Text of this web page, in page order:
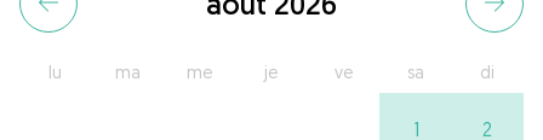
lu ma me je ve sa di
1 2